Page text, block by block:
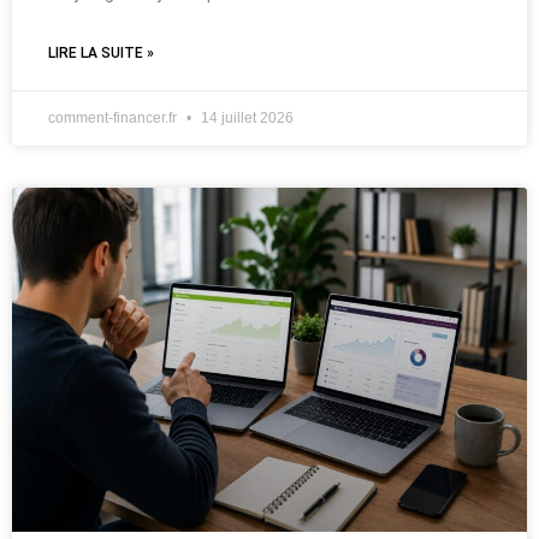
LIRE LA SUITE »
comment-financer.fr 14 juillet 2026